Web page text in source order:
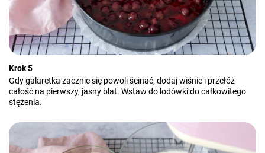
Krok 5
Gdy galaretka zacznie się powoli ścinać, dodaj wiśnie i przełóż
całość na pierwszy, jasny blat. Wstaw do lodówki do całkowitego
stężenia.